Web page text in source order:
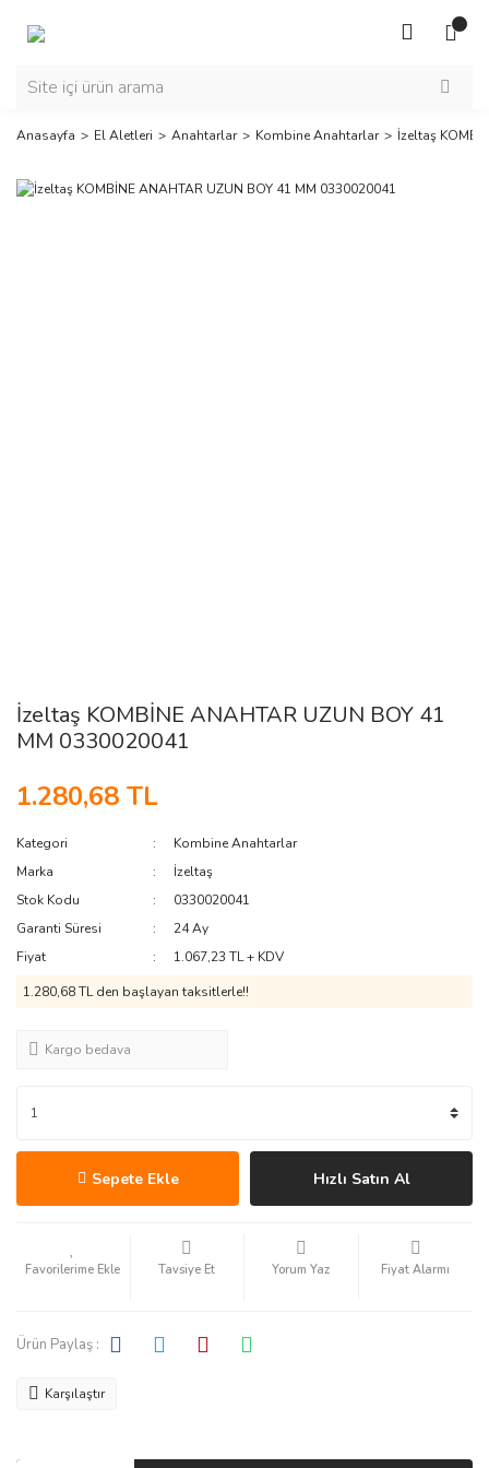
Anasayfa El Aletleri Anahtarlar Kombine Anahtarlar İzeltaş
İzeltaş KOMBİNE ANAHTAR UZUN BOY 41
MM 0330020041
1.280,68 TL
Kategori
Kombine Anahtarlar
Marka
İzeltaş
Stok Kodu
0330020041
Garanti Süresi
24 Ay
Fiyat
1.067,23 TL + KDV
1.280,68 TL den başlayan taksitlerle!!
Kargo bedava
Sepete Ekle Hızlı Satın Al
Tavsiye Et Yorum Yaz Fiyat Alarmı
Ürün Paylaş :
Karşılaştır